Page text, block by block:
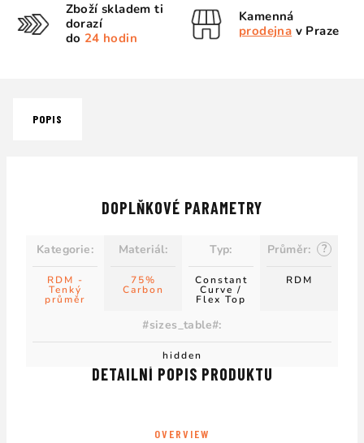
Zboží skladem ti
dorazí
do 24 hodin
Kamenná
prodejna v Praze
POPIS
DETAILNÍ POPIS PRODUKTU
OVERVIEW
DOPLŇKOVÉ PARAMETRY
Kategorie:
RDM -
Tenký
průměr
Materiál:
75%
Carbon
Typ:
Constant
Curve /
Flex Top
?
Průměr:
RDM
#sizes_table#:
hidden